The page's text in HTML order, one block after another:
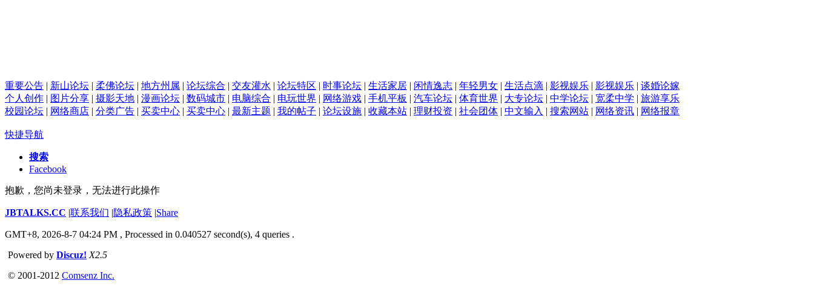
重要公告 | 新山论坛 | 柔佛论坛 | 地方州属 | 论坛综合 | 交友灌水 | 论坛特区 | 时事论坛 | 生活家居 | 闲情逸志 | 年轻男女 | 生活点滴 | 影视娱乐 | 影视娱乐 | 谈婚论嫁
个人创作 | 图片分享 | 摄影天地 | 漫画论坛 | 数码城市 | 电脑综合 | 电玩世界 | 网络游戏 | 手机平板 | 汽车论坛 | 体育世界 | 大专论坛 | 中学论坛 | 宽柔中学 | 旅游享乐
校园论坛 | 网络商店 | 分类广告 | 买卖中心 | 买卖中心 | 最新主题 | 我的帖子 | 论坛设施 | 收藏本站 | 理财投资 | 社会团体 | 中文输入 | 搜索网站 | 网络资讯 | 网络报章
快捷导航
搜索
Facebook
抱歉，您尚未登录，无法进行此操作
JBTALKS.CC |联系我们 |隐私政策 |Share
GMT+8, 2026-8-7 04:24 PM , Processed in 0.040527 second(s), 4 queries .
Powered by Discuz! X2.5
© 2001-2012 Comsenz Inc.